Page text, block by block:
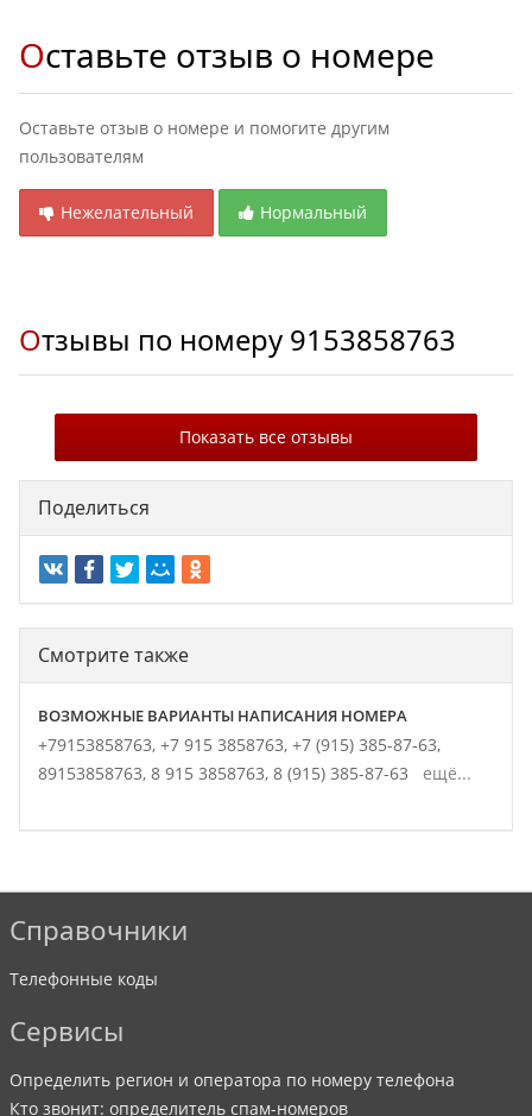
Оставьте отзыв о номере
Оставьте отзыв о номере и помогите другим
пользователям
Нежелательный Нормальный
Отзывы по номеру 9153858763
Показать все отзывы
Поделиться
Смотрите также
ВОЗМОЖНЫЕ ВАРИАНТЫ НАПИСАНИЯ НОМЕРА
+79153858763, +7 915 3858763, +7 (915) 385-87-63,
89153858763, 8 915 3858763, 8 (915) 385-87-63 ещё...
Справочники
Телефонные коды
Сервисы
Определить регион и оператора по номеру телефона
Кто звонит: определитель спам-номеров